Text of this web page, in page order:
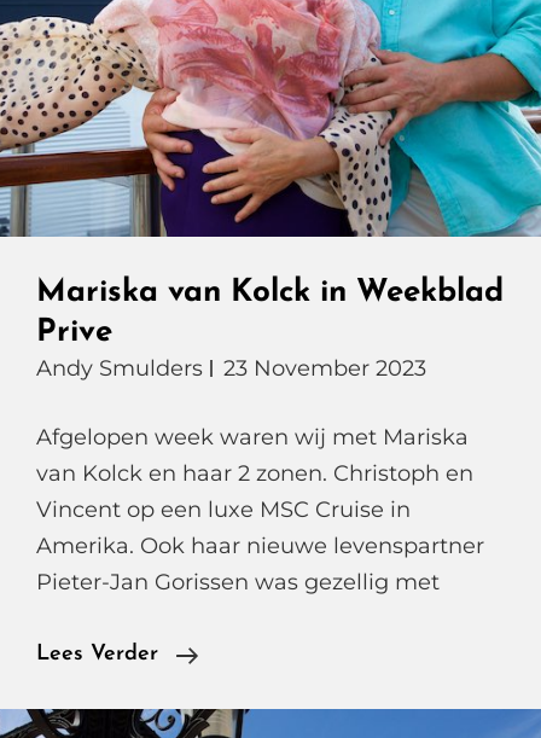
Mariska van Kolck in Weekblad
Prive
Andy Smulders 23 November 2023
Afgelopen week waren wij met Mariska
van Kolck en haar 2 zonen. Christoph en
Vincent op een luxe MSC Cruise in
Amerika. Ook haar nieuwe levenspartner
Pieter-Jan Gorissen was gezellig met
Lees Verder
Mariska
Kolck